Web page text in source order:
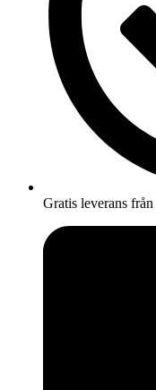
Gratis leverans